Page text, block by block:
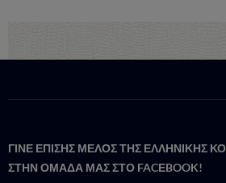
ΓΙΝΕ ΕΠΙΣΗΣ ΜΕΛΟΣ ΤΗΣ ΕΛΛΗΝΙΚΗΣ
ΣΤΗΝ ΟΜΑΔΑ ΜΑΣ ΣΤΟ FACΕBOOK!